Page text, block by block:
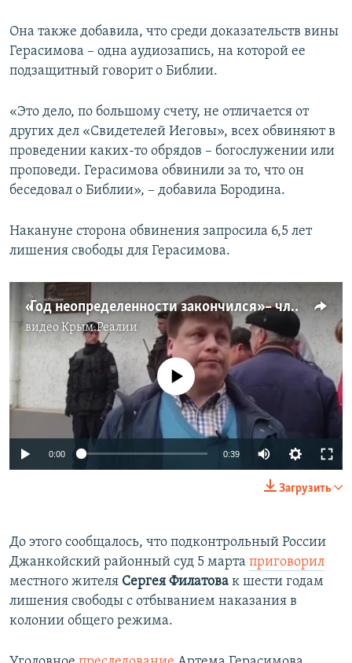
Она также добавила, что среди доказательств вины
Герасимова – одна аудиозапись, на которой ее
подзащитный говорит о Библии.
«Это дело, по большому счету, не отличается от
других дел «Свидетелей Иеговы», всех обвиняют в
проведении каких-то обрядов – богослужении или
проповеди. Герасимова обвинили за то, что он
беседовал о Библии», – добавила Бородина.
Накануне сторона обвинения запросила 6,5 лет
лишения свободы для Герасимова.
«Год неопределенности закончился» – член «Свидетелей Иеговы» Герасимов (видео)
видео Крым.Реалии
1080p
No media source currently available
0:00 0:39
270p
1080p
Загрузить
До этого сообщалось, что подконтрольный России
Джанкойский районный суд 5 марта приговорил
местного жителя Сергея Филатова к шести годам
лишения свободы с отбыванием наказания в
колонии общего режима.